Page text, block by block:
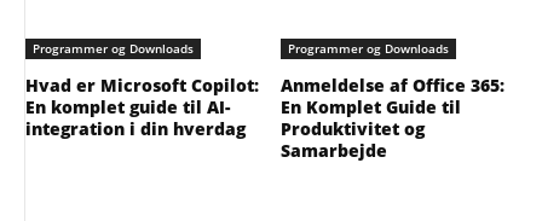
Programmer og Downloads
Hvad er Microsoft Copilot:
En komplet guide til AI-
integration i din hverdag
Programmer og Downloads
Anmeldelse af Office 365:
En Komplet Guide til
Produktivitet og
Samarbejde